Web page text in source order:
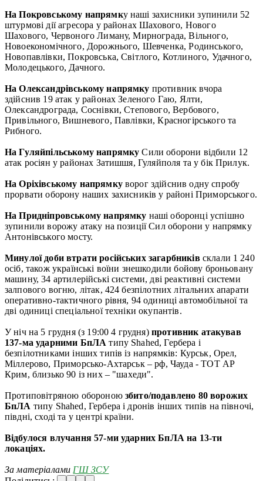
На Покровському напрямку наші захисники зупинили 52
штурмові дії агресора у районах Шахового, Нового
Шахового, Червоного Лиману, Мирнограда, Вільного,
Новоекономічного, Дорожнього, Шевченка, Родинського,
Новопавлівки, Покровська, Світлого, Котлиного, Удачного,
Молодецького, Дачного.
На Олександрівському напрямку противник вчора
здійснив 19 атак у районах Зеленого Гаю, Ялти,
Олександрограда, Соснівки, Степового, Вербового,
Привільного, Вишневого, Павлівки, Красногірського та
Рибного.
На Гуляйпільському напрямкуСили оборони відбили 12
атак росіян у районах Затишшя, Гуляйполя та у бік Прилук.
На Оріхівському напрямкуворог здійснив одну спробу
прорвати оборону наших захисників у районі Приморського.
На Придніпровському напрямку наші оборонці успішно
зупинили ворожу атаку на позиції Сил оборони у напрямку
Антонівського мосту.
Минулої доби втрати російських загарбниківсклали 1 240
осіб, також українські воїни знешкодили бойову броньовану
машину, 34 артилерійські системи, дві реактивні системи
залпового вогню, літак, 424 безпілотних літальних апарати
оперативно-тактичного рівня, 94 одиниці автомобільної та
дві одиниці спеціальної техніки окупантів.
У ніч на 5 грудня (з 19:00 4 грудня) противник атакував
137-ма ударними БпЛА типу Shahed, Гербера і
безпілотниками інших типів із напрямків: Курськ, Орел,
Міллерово, Приморсько-Ахтарськ – рф, Чауда - ТОТ АР
Крим, близько 90 із них – "шахеди".
Протиповітряною обороноюзбито/подавлено 80 ворожих
БпЛА типу Shahed, Гербера і дронів інших типів на півночі,
півдні, сході та у центрі країни.
Відбулося влучання 57-ми ударних БпЛА на 13-ти
локаціях.
За матеріалами ГШ ЗСУ